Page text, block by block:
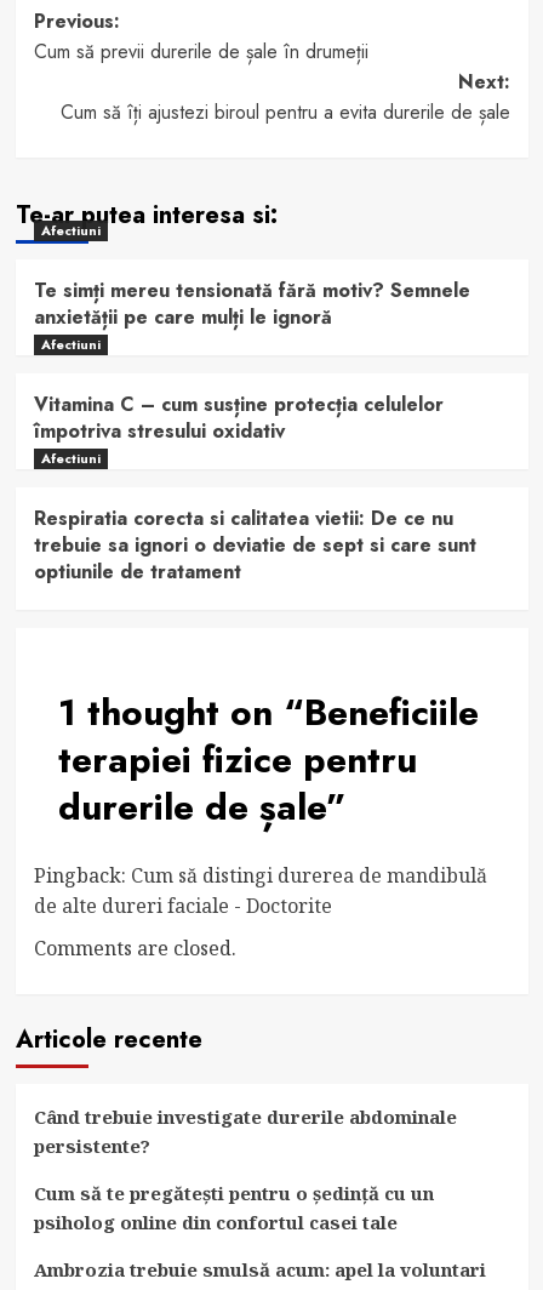
Post
navigation
Previous:
Cum să previi durerile de șale în drumeții
Next:
Cum să îți ajustezi biroul pentru a evita durerile de șale
Te-ar putea interesa si:
Afectiuni
Te simți mereu tensionată fără motiv? Semnele
anxietății pe care mulți le ignoră
Afectiuni
Vitamina C – cum susține protecția celulelor
împotriva stresului oxidativ
Afectiuni
Respiratia corecta si calitatea vietii: De ce nu
trebuie sa ignori o deviatie de sept si care sunt
optiunile de tratament
1 thought on “Beneficiile
terapiei fizice pentru
durerile de șale”
Pingback: Cum să distingi durerea de mandibulă
de alte dureri faciale - Doctorite
Comments are closed.
Articole recente
Când trebuie investigate durerile abdominale
persistente?
Cum să te pregătești pentru o ședință cu un
psiholog online din confortul casei tale
Ambrozia trebuie smulsă acum: apel la voluntari